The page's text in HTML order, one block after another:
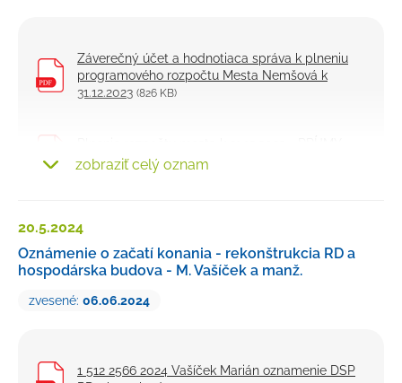
Záverečný účet a hodnotiaca správa k plneniu
programového rozpočtu Mesta Nemšová k
31.12.2023 (826 KB)
(284 KB)
(663 KB)
Poznámky k 31.12.2023
zobraziť celý oznam
20.5.2024
Oznámenie o začatí konania - rekonštrukcia RD a
hospodárska budova - M. Vašíček a manž.
zvesené: 06.06.2024
1 512 2566 2024 Vašíček Marián oznamenie DSP